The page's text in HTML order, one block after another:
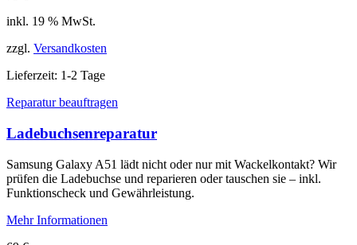
inkl. 19 % MwSt.
zzgl. Versandkosten
Lieferzeit: 1-2 Tage
Reparatur beauftragen
Ladebuchsenreparatur
Samsung Galaxy A51 lädt nicht oder nur mit Wackelkontakt? Wir
prüfen die Ladebuchse und reparieren oder tauschen sie – inkl.
Funktionscheck und Gewährleistung.
Mehr Informationen